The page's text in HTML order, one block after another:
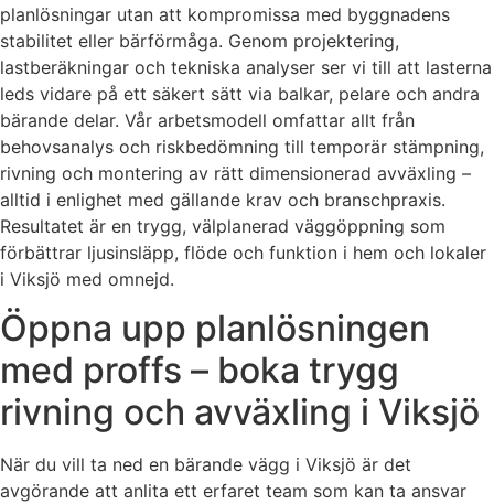
planlösningar utan att kompromissa med byggnadens
stabilitet eller bärförmåga. Genom projektering,
lastberäkningar och tekniska analyser ser vi till att lasterna
leds vidare på ett säkert sätt via balkar, pelare och andra
bärande delar. Vår arbetsmodell omfattar allt från
behovsanalys och riskbedömning till temporär stämpning,
rivning och montering av rätt dimensionerad avväxling –
alltid i enlighet med gällande krav och branschpraxis.
Resultatet är en trygg, välplanerad väggöppning som
förbättrar ljusinsläpp, flöde och funktion i hem och lokaler
i Viksjö med omnejd.
Öppna upp planlösningen
med proffs – boka trygg
rivning och avväxling i Viksjö
När du vill ta ned en bärande vägg i Viksjö är det
avgörande att anlita ett erfaret team som kan ta ansvar